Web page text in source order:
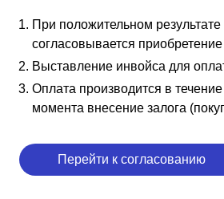
При положительном результате
согласовывается
Выставление инвойса для
Оплата производится в
момента внесение залога
Перейти к согласованию